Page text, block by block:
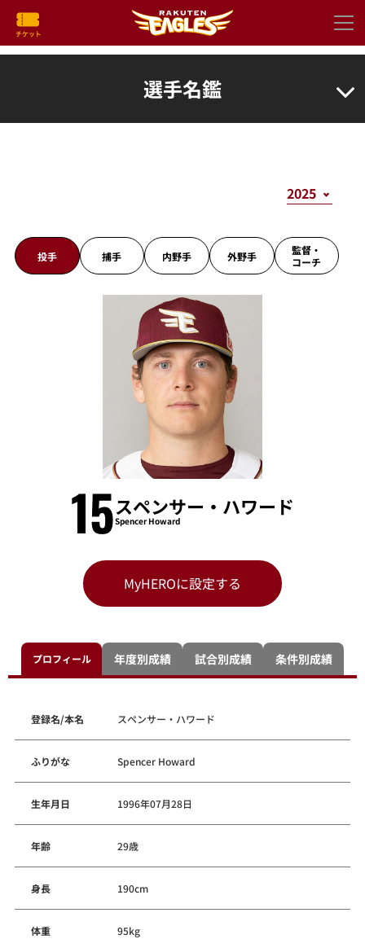
選手名鑑
投手 捕手 内野手 外野手
監督・
コーチ
15スペンサー・ハワード
Spencer Howard
MyHEROに設定する
プロフィール 年度別成績 試合別成績 条件別成績
登録名/本名 スペンサー・ハワード
ふりがな Spencer Howard
生年月日 1996年07月28日
年齢 29歳
身長 190cm
体重 95kg